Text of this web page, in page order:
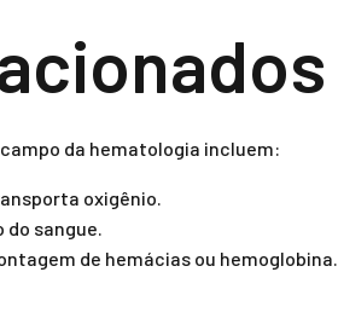
da hematologia incluem:
oxigênio.
do sangue.
de hemácias ou hemoglobina.